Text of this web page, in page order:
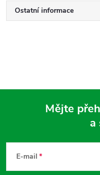
Ostatní informace
Mějte
a
E-mail